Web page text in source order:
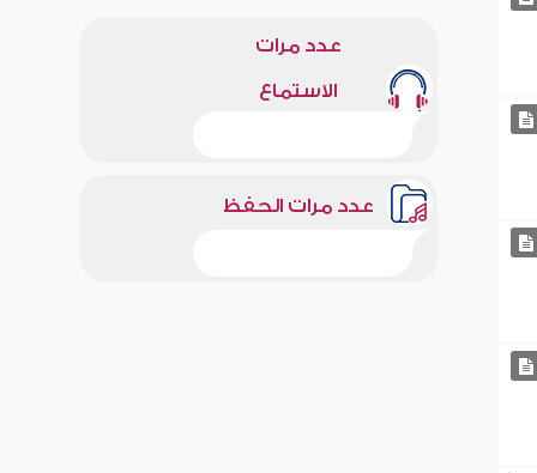
عدد مرات
الاستماع
عدد مرات الحفظ